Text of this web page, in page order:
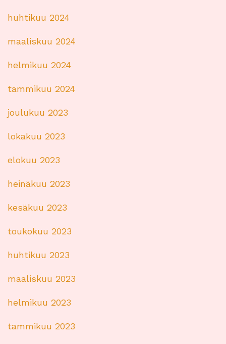
huhtikuu 2024
maaliskuu 2024
helmikuu 2024
tammikuu 2024
joulukuu 2023
lokakuu 2023
elokuu 2023
heinäkuu 2023
kesäkuu 2023
toukokuu 2023
huhtikuu 2023
maaliskuu 2023
helmikuu 2023
tammikuu 2023